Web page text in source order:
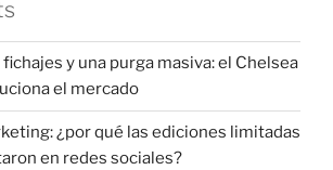
y una purga masiva: el Chelsea
el mercado
¿por qué las ediciones limitadas
en redes sociales?